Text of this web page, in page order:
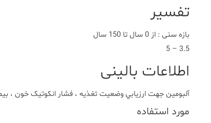
تفسیر
بازه سنی : از 0 سال تا 150 سال
3.5 – 5
اطلاعات بالینی
آلبومين جهت ارزيابي وضعيت تغذيه ، فشار انکوتيک خون ،
مورد استفاده